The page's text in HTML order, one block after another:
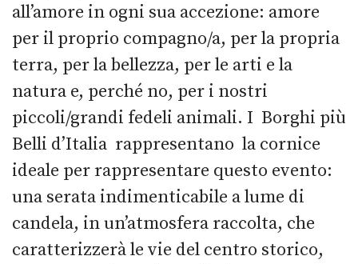
all’amore in ogni sua accezione: amore
per il proprio compagno/a, per la propria
terra, per la bellezza, per le arti e la
natura e, perché no, per i nostri
piccoli/grandi fedeli animali. I Borghi più
Belli d’Italia rappresentano la cornice
ideale per rappresentare questo evento:
una serata indimenticabile a lume di
candela, in un’atmosfera raccolta, che
caratterizzerà le vie del centro storico,